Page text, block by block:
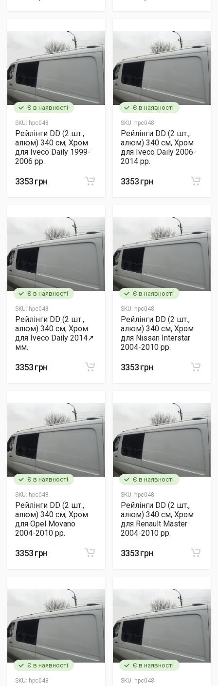
Є в наявності
SKU: hpc048
Рейлінги DD (2 шт.,
алюм) 340 см, Хром
для Iveco Daily 1999-
2006 рр.
3353 грн
Є в наявності
SKU: hpc048
Рейлінги DD (2 шт.,
алюм) 340 см, Хром
для Iveco Daily 2006-
2014 рр.
3353 грн
Є в наявності
SKU: hpc048
Рейлінги DD (2 шт.,
алюм) 340 см, Хром
для Iveco Daily 2014↗
мм.
3353 грн
Є в наявності
SKU: hpc048
Рейлінги DD (2 шт.,
алюм) 340 см, Хром
для Nissan Interstar
2004-2010 рр.
3353 грн
Є в наявності
SKU: hpc048
Рейлінги DD (2 шт.,
алюм) 340 см, Хром
для Opel Movano
2004-2010 рр.
3353 грн
Є в наявності
SKU: hpc048
Рейлінги DD (2 шт.,
алюм) 340 см, Хром
для Renault Master
2004-2010 рр.
3353 грн
Є в наявності
SKU: hpc048
Є в наявності
SKU: hpc048